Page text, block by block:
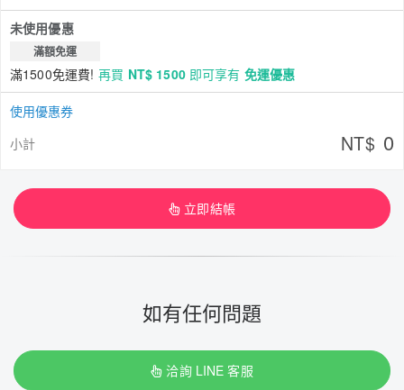
未使用優惠
滿額免運
滿1500免運費! 再買 NT$ 1500即可享有 免運優惠
使用優惠券
小計
NT$ 0
立即結帳
如有任何問題
洽詢 LINE 客服